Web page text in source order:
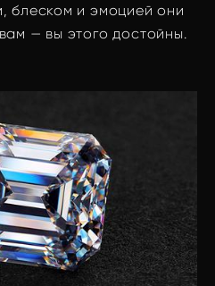
блеском и эмоцией они
— вы этого достойны.